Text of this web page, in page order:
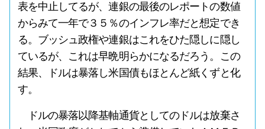
表を中止してるが、連銀の最後のレポートの数値
からみて一年で３５％のインフレ率だと想定でき
る。ブッシュ政権や連銀はこれをひた隠しに隠し
ているが、これは早晩明らかになるだろう。この
結果、ドルは暴落し米国債もほとんど紙くずと化
す。
ドルの暴落以降基軸通貨としてのドルは放棄さ